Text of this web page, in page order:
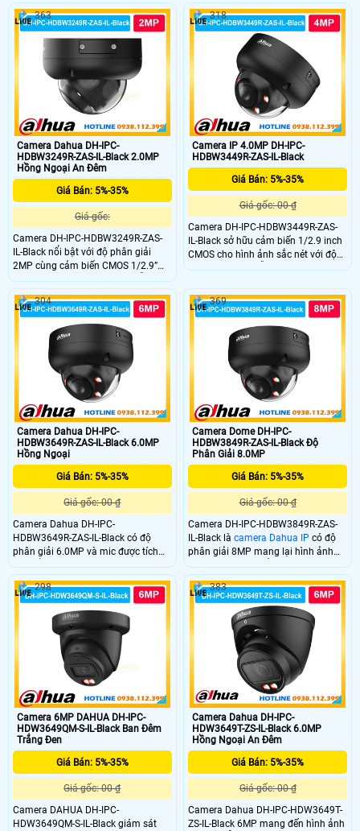
trữ lâu dài. Các tính năng AI thông
minh như WDR, 3D NR, hàng rào ảo
và xâm nhập giúp tăng hiệu quả
giám sát
sắc nét cùng với míc được tích hợp
sẳn trong cmaera giúp ghi âm
thanh rỏ ràng. Khả năng phát hiện
người chuẩn sát nhờ AI thông minh
tránh báo động giả giám sát hiệu
quả và bền bỉ
Camera Dahua DH-IPC-
HDBW3249R-ZAS-IL-Black 2.0MP
Hồng Ngoại An Đêm
Giá Bán: 5%-35%
Giá gốc:
Camera DH-IPC-HDBW3249R-ZAS-
IL-Black nổi bật với độ phân giải
2MP cùng cảm biến CMOS 1/2.9”
cho hình ảnh rõ nét cả ngày lẫn
đêm. Ống kính zoom linh hoạt 2.7–
13.5mm giúp quan sát nhiều góc
độ. Trang bị công nghệ chiếu sáng
kép tầm xa 50m kết hợp AI thông
minh giúp nhận diện chính xác
người và phương tiện.
363
Camera IP 4.0MP DH-IPC-
HDBW3449R-ZAS-IL-Black
Giá Bán: 5%-35%
Giá gốc: 00 ₫
Camera DH-IPC-HDBW3449R-ZAS-
IL-Black sở hữu cảm biến 1/2.9 inch
CMOS cho hình ảnh sắc nét với độ
phân giải 4MP hỗ trợ WDR 120dB
hồng ngoại và đèn ấm tầm xa 50m.
Tích hợp micro thu âm chuẩn nén
H.265 tiết kiệm băng thông phù hợp
giám sát ngày đêm ổn định.
318
Camera Dahua DH-IPC-
HDBW3649R-ZAS-IL-Black 6.0MP
Hồng Ngoại
Giá Bán: 5%-35%
Giá gốc: 00 ₫
Camera Dahua DH-IPC-
HDBW3649R-ZAS-IL-Black có độ
phân giải 6.0MP và mic được tích
hợp sẳn trong camera giám sát vừa
ghi hình và âm thanh rỏ ràng. DH-
IPC-HDBW3649R-ZAS-IL-Black sử
dụng chip AI chuyên dụng giúp phát
hiện chuyển động chính sát tuyệt
đối
304
Camera Dome DH-IPC-
HDBW3849R-ZAS-IL-Black Độ
Phân Giải 8.0MP
Giá Bán: 5%-35%
Giá gốc: 00 ₫
Camera DH-IPC-HDBW3849R-ZAS-
IL-Black làcamera Dahua IPcó độ
phân giải 8MP mang lại hình ảnh
sắc nét vượt trội. Ống kính zoom
2.7–13.5mm điều chỉnh linh hoạt
góc nhìn. Công nghệ WDR 120dB
cân bằng sáng hiệu quả kết hợp đèn
hồng ngoại và ánh sáng ấm tầm xa
50m đảm bảo giám sát rõ ràng cả
ngày lẫn đêm.
369
Camera 6MP DAHUA DH-IPC-
HDW3649QM-S-IL-Black Ban Đêm
Trắng Đen
Giá Bán: 5%-35%
Giá gốc: 00 ₫
Camera DAHUA DH-IPC-
HDW3649QM-S-IL-Black giám sát
298
Camera Dahua DH-IPC-
HDW3649T-ZS-IL-Black 6.0MP
Hồng Ngoại An Đêm
Giá Bán: 5%-35%
Giá gốc: 00 ₫
Camera Dahua DH-IPC-HDW3649T-
ZS-IL-Black 6MP mang đến hình ảnh
383